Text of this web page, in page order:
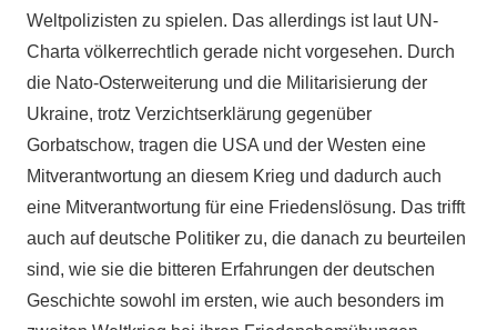
Weltpolizisten zu spielen. Das allerdings ist laut UN-
Charta völkerrechtlich gerade nicht vorgesehen. Durch
die Nato-Osterweiterung und die Militarisierung der
Ukraine, trotz Verzichtserklärung gegenüber
Gorbatschow, tragen die USA und der Westen eine
Mitverantwortung an diesem Krieg und dadurch auch
eine Mitverantwortung für eine Friedenslösung. Das trifft
auch auf deutsche Politiker zu, die danach zu beurteilen
sind, wie sie die bitteren Erfahrungen der deutschen
Geschichte sowohl im ersten, wie auch besonders im